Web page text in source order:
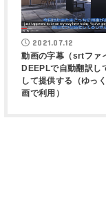
2021.07.12
動画の字幕（srtファ
DEEPLで自動翻訳し
して提供する（ゆっ
画で利用）